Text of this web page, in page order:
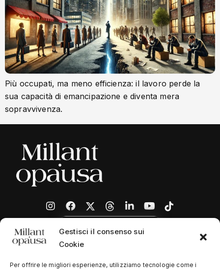
Gestisci il consenso sui
Cookie
Per offrire le migliori esperienze, utilizziamo tecnologie come i
Più occupati, ma meno efficienza: il lavoro perde la
sua capacità di emancipazione e diventa mera
sopravvivenza.